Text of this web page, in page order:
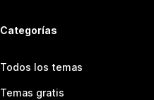
Categorías
Todos los temas
Temas gratis